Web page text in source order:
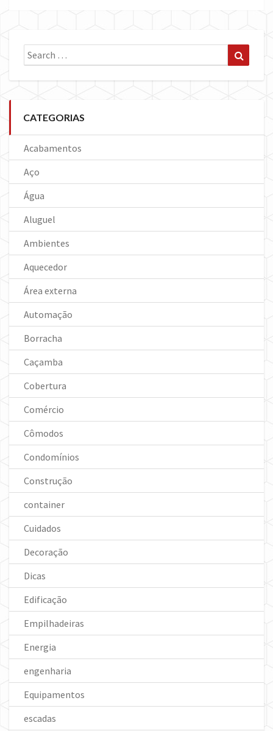
Search
for:
CATEGORIAS
Acabamentos
Aço
Água
Aluguel
Ambientes
Aquecedor
Área externa
Automação
Borracha
Caçamba
Cobertura
Comércio
Cômodos
Condomínios
Construção
container
Cuidados
Decoração
Dicas
Edificação
Empilhadeiras
Energia
engenharia
Equipamentos
escadas